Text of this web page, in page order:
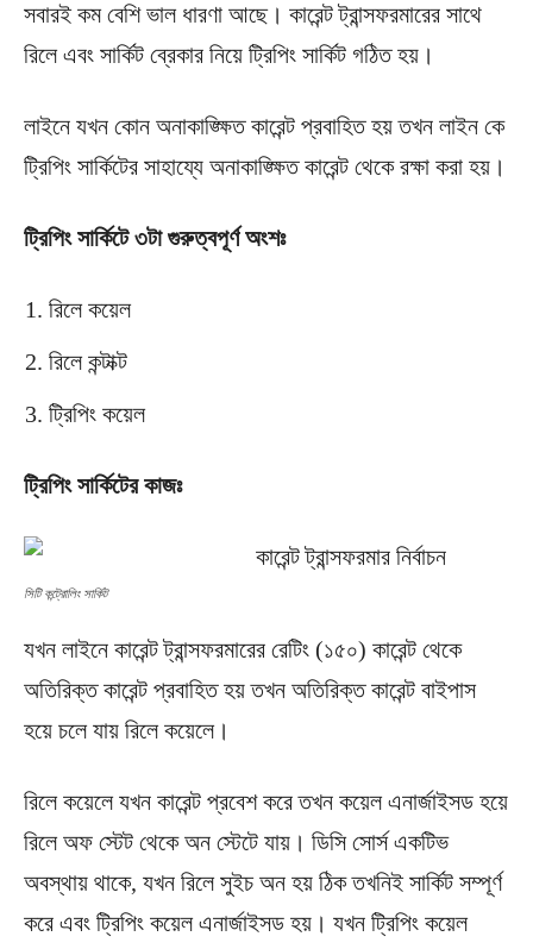
সবারই কম বেশি ভাল ধারণা আছে। কারেন্ট ট্রান্সফরমারের সাথে
রিলে এবং সার্কিট ব্রেকার নিয়ে ট্রিপিং সার্কিট গঠিত হয়।
লাইনে যখন কোন অনাকাঙ্ক্ষিত কারেন্ট প্রবাহিত হয় তখন লাইন কে
ট্রিপিং সার্কিটের সাহায্যে অনাকাঙ্ক্ষিত কারেন্ট থেকে রক্ষা করা হয়।
ট্রিপিং সার্কিটে ৩টা গুরুত্বপূর্ণ অংশঃ
রিলে কয়েল
রিলে কন্টাক্ট
ট্রিপিং কয়েল
ট্রিপিং সার্কিটের কাজঃ
সিটি কন্ট্রোলিং সার্কিট
যখন লাইনে কারেন্ট ট্রান্সফরমারের রেটিং (১৫০) কারেন্ট থেকে
অতিরিক্ত কারেন্ট প্রবাহিত হয় তখন অতিরিক্ত কারেন্ট বাইপাস
হয়ে চলে যায় রিলে কয়েলে।
রিলে কয়েলে যখন কারেন্ট প্রবেশ করে তখন কয়েল এনার্জাইসড হয়ে
রিলে অফ স্টেট থেকে অন স্টেটে যায়। ডিসি সোর্স একটিভ
অবস্থায় থাকে, যখন রিলে সুইচ অন হয় ঠিক তখনিই সার্কিট সম্পূর্ণ
করে এবং ট্রিপিং কয়েল এনার্জাইসড হয়। যখন ট্রিপিং কয়েল